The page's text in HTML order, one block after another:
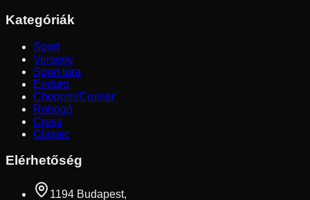
Kategóriák
Sport
Verseny
Sport túra
Enduro
Chopper/Cruiser
Robogó
Cross
Classic
Elérhetőség
1194 Budapest,